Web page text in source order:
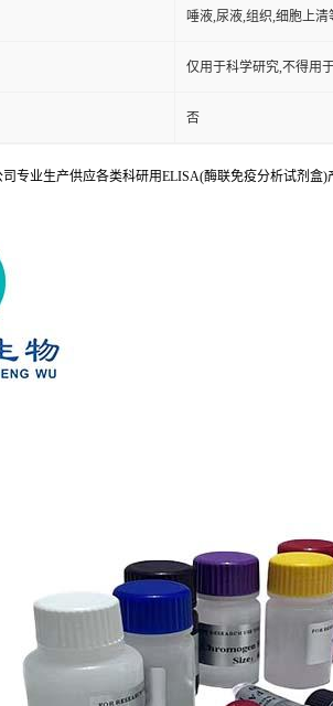
唾液,尿液,组织,细胞上清
仅用于科学研究,不得用
否
专业生产供应各类科研用ELISA(酶联免疫分析试剂